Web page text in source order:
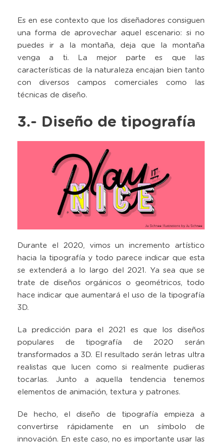
Es en ese contexto que los diseñadores consiguen
una forma de aprovechar aquel escenario: si no
puedes ir a la montaña, deja que la montaña
venga a ti. La mejor parte es que las
características de la naturaleza encajan bien tanto
con diversos campos comerciales como las
técnicas de diseño.
3.- Diseño de tipografía
Durante el 2020, vimos un incremento artístico
hacia la tipografía y todo parece indicar que esta
se extenderá a lo largo del 2021. Ya sea que se
trate de diseños orgánicos o geométricos, todo
hace indicar que aumentará el uso de la tipografía
3D.
La predicción para el 2021 es que los diseños
populares de tipografía de 2020 serán
transformados a 3D. El resultado serán letras ultra
realistas que lucen como si realmente pudieras
tocarlas. Junto a aquella tendencia tenemos
elementos de animación, textura y patrones.
De hecho, el diseño de tipografía empieza a
convertirse rápidamente en un símbolo de
innovación. En este caso, no es importante usar las